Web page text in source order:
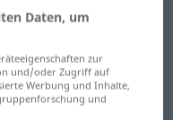
Daten, um
zur
und/oder Zugriff auf
Werbung und Inhalte,
und